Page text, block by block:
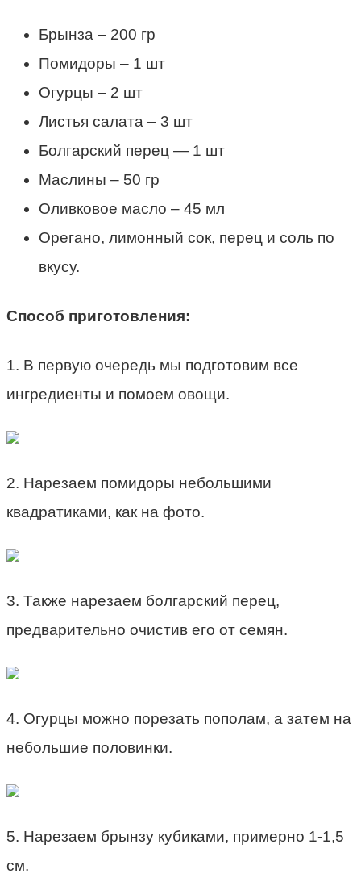
Брынза – 200 гр
Помидоры – 1 шт
Огурцы – 2 шт
Листья салата – 3 шт
Болгарский перец — 1 шт
Маслины – 50 гр
Оливковое масло – 45 мл
Орегано, лимонный сок, перец и соль по
вкусу.
Способ приготовления:
1. В первую очередь мы подготовим все
ингредиенты и помоем овощи.
2. Нарезаем помидоры небольшими
квадратиками, как на фото.
3. Также нарезаем болгарский перец,
предварительно очистив его от семян.
4. Огурцы можно порезать пополам, а затем на
небольшие половинки.
5. Нарезаем брынзу кубиками, примерно 1-1,5
см.